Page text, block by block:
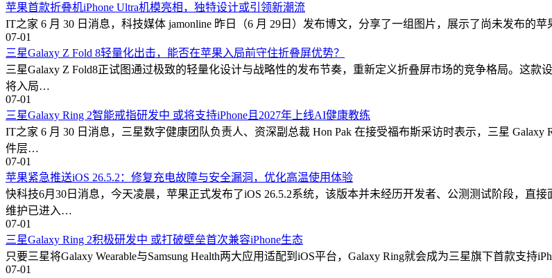
苹果首款折叠机iPhone Ultra机模亮相，独特设计或引领新潮流
IT之家 6 月 30 日消息，科技媒体 jamonline 昨日（6 月 29日）发布博文，分享了一组图片，展示了尚未发布的
07-01
三星Galaxy Z Fold 8轻量化出击，能否在苹果入局前守住折叠屏优势？
三星Galaxy Z Fold8正试图通过极致的轻量化设计与战略性的发布节奏，重新定义折叠屏市场的竞争格局。这
将入局…
07-01
三星Galaxy Ring 2智能戒指研发中 或将支持iPhone且2027年上线AI健康教练
IT之家 6 月 30 日消息，三星数字健康团队负责人、资深副总裁 Hon Pak 在接受福布斯采访时表示，三星
件层…
07-01
苹果紧急推送iOS 26.5.2：修复充电故障与安全漏洞，优化高温使用体验
快科技6月30日消息，今天凌晨，苹果正式发布了iOS 26.5.2系统，该版本并未经历开发者、公测测试阶段，直
维护已进入…
07-01
三星Galaxy Ring 2积极研发中 或打破壁垒首次兼容iPhone生态
只要三星将Galaxy Wearable与Samsung Health两大应用适配到iOS平台，Galaxy Ring就会成为三星旗下首款支
07-01